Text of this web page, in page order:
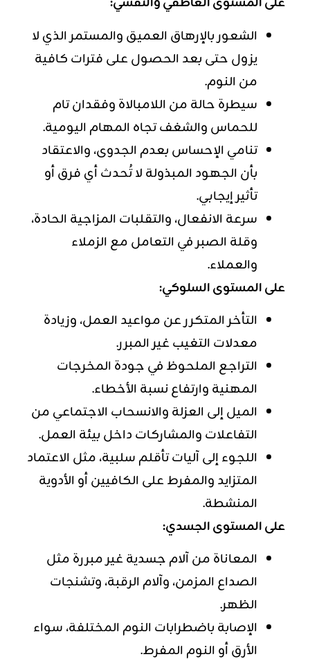
الشعور بالإرهاق العميق والمستمر الذي لا
يزول حتى بعد الحصول على فترات كافية
من النوم.
سيطرة حالة من اللامبالاة وفقدان تام
للحماس والشغف تجاه المهام اليومية.
تنامي الإحساس بعدم الجدوى، والاعتقاد
بأن الجهود المبذولة لا تُحدث أي فرق أو
تأثير إيجابي.
سرعة الانفعال، والتقلبات المزاجية الحادة،
وقلة الصبر في التعامل مع الزملاء
والعملاء.
على المستوى السلوكي:
التأخر المتكرر عن مواعيد العمل، وزيادة
معدلات التغيب غير المبرر.
التراجع الملحوظ في جودة المخرجات
المهنية وارتفاع نسبة الأخطاء.
الميل إلى العزلة والانسحاب الاجتماعي من
التفاعلات والمشاركات داخل بيئة العمل.
اللجوء إلى آليات تأقلم سلبية، مثل الاعتماد
المتزايد والمفرط على الكافيين أو الأدوية
المنشطة.
على المستوى الجسدي:
المعاناة من آلام جسدية غير مبررة مثل
الصداع المزمن، وآلام الرقبة، وتشنجات
الظهر.
الإصابة باضطرابات النوم المختلفة، سواء
الأرق أو النوم المفرط.